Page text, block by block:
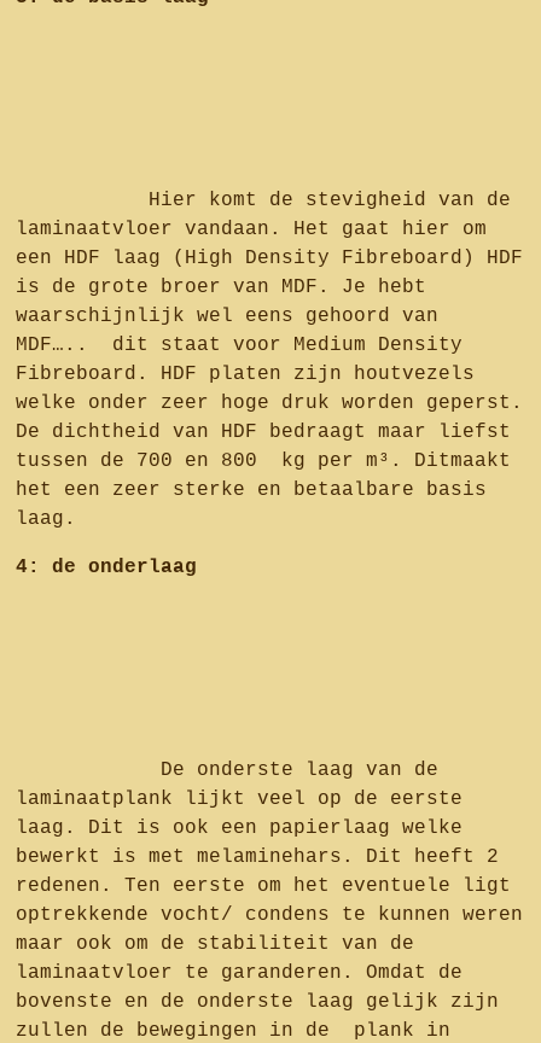
Hier komt de stevigheid van de
laminaatvloer vandaan. Het gaat hier om
een HDF laag (High Density Fibreboard) HDF
is de grote broer van MDF. Je hebt
waarschijnlijk wel eens gehoord van
MDF….. dit staat voor Medium Density
Fibreboard. HDF platen zijn houtvezels
welke onder zeer hoge druk worden geperst.
De dichtheid van HDF bedraagt maar liefst
tussen de 700 en 800 kg per m³. Ditmaakt
het een zeer sterke en betaalbare basis
laag.
4: de onderlaag
De onderste laag van de
laminaatplank lijkt veel op de eerste
laag. Dit is ook een papierlaag welke
bewerkt is met melaminehars. Dit heeft 2
redenen. Ten eerste om het eventuele ligt
optrekkende vocht/ condens te kunnen weren
maar ook om de stabiliteit van de
laminaatvloer te garanderen. Omdat de
bovenste en de onderste laag gelijk zijn
zullen de bewegingen in de plank in